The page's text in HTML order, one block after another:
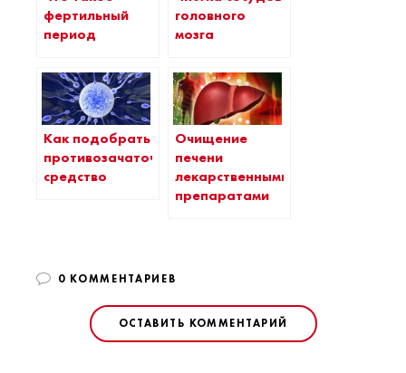
фертильный
период
головного
мозга
Как подобрать
противозачаточное
средство
Очищение
печени
лекарственными
препаратами
0 КОММЕНТАРИЕВ
ОСТАВИТЬ КОММЕНТАРИЙ